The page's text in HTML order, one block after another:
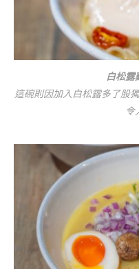
白松露
這碗則因加入白松露多了股
令